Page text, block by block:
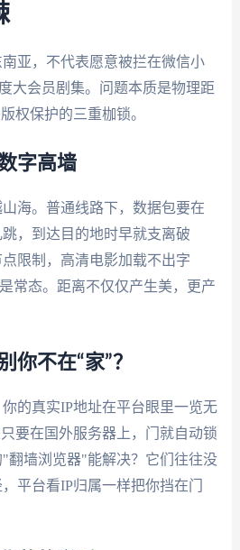
亚，不代表愿意被拦在微信小
大会员剧集。问题本质是物理距
权保护的三重枷锁。
字高墙
海。普通线路下，数据包要在
，到达目的地时早就支离破
限制，高清电影加载不出字
常态。距离不仅仅产生美，更产
你不在“家”？
的真实IP地址在平台眼里一览无
要在国外服务器上，门就自动锁
翻墙浏览器"能解决？它们往往没
平台看IP归属一样把你挡在门